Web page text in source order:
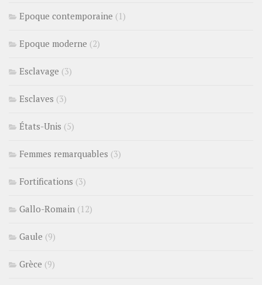
Epoque contemporaine (1)
Epoque moderne (2)
Esclavage (3)
Esclaves (3)
États-Unis (5)
Femmes remarquables (3)
Fortifications (3)
Gallo-Romain (12)
Gaule (9)
Grèce (9)